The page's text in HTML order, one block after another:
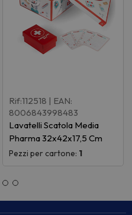
Rif:112518 | EAN:
8006843998483
Lavatelli Scatola Media
Pharma 32x42x17,5 Cm
Pezzi per cartone: 1